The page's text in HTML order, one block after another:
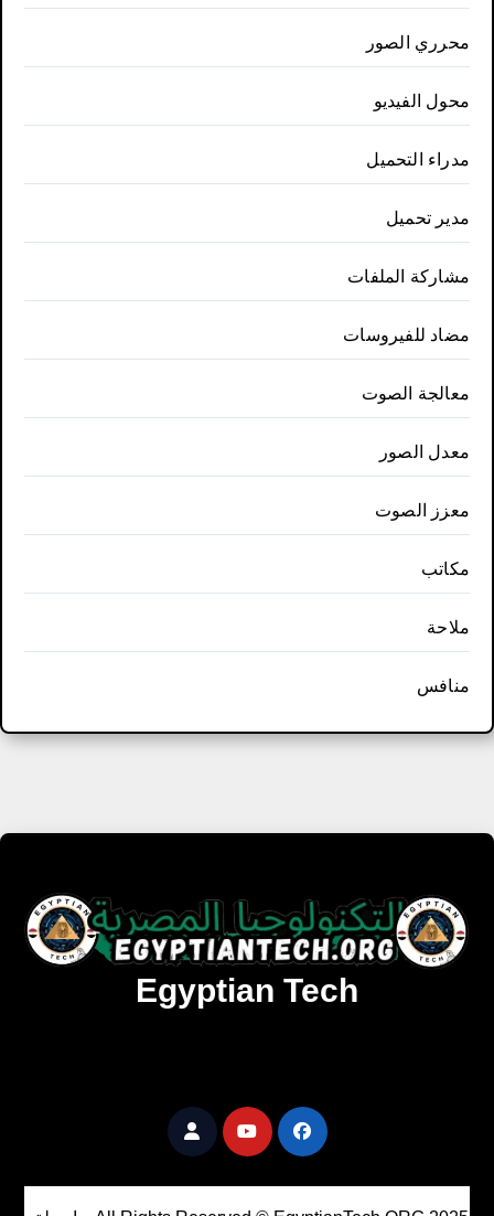
محرري الصور
محول الفيديو
مدراء التحميل
مدير تحميل
مشاركة الملفات
مضاد للفيروسات
معالجة الصوت
معدل الصور
معزز الصوت
مكاتب
ملاحة
منافس
Egyptian Tech